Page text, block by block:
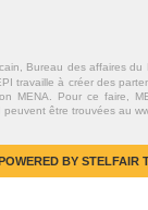
Bureau des affaires
travaille à créer des
MENA. Pour ce faire,
peuvent être trouvées au
BY STELFAIR